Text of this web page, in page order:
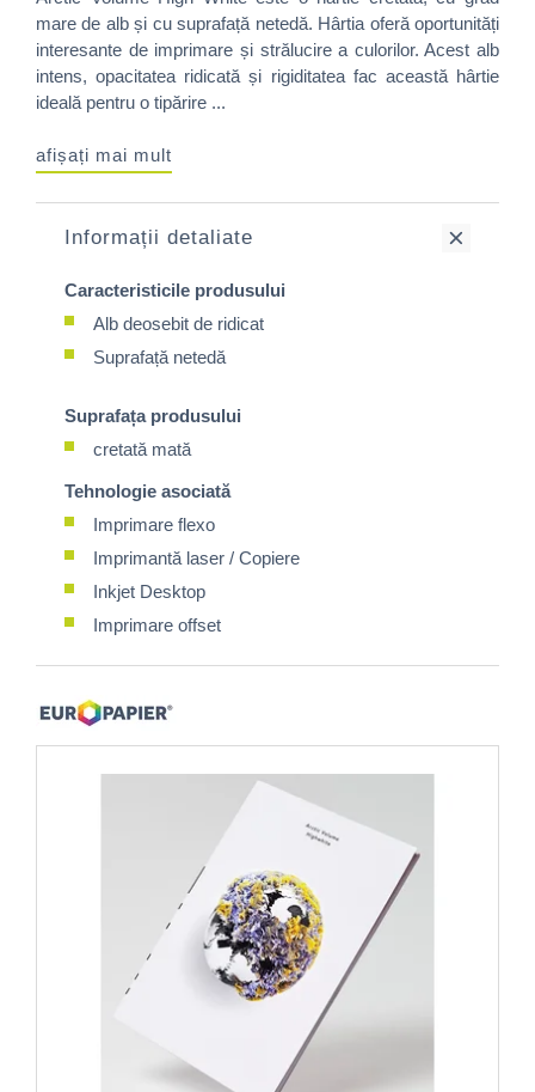
mare de alb și cu suprafață netedă. Hârtia oferă oportunități
interesante de imprimare și strălucire a culorilor. Acest alb
intens, opacitatea ridicată și rigiditatea fac această hârtie
ideală pentru o tipărire ...
afișați mai mult
Informații detaliate
Caracteristicile produsului
Alb deosebit de ridicat
Suprafață netedă
Suprafața produsului
cretată mată
Tehnologie asociată
Imprimare flexo
Imprimantă laser / Copiere
Inkjet Desktop
Imprimare offset